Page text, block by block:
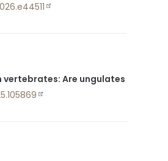
Are ungulates